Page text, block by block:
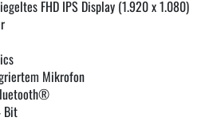
FHD IPS Display (1.920 x 1.080)
Mikrofon
Bit